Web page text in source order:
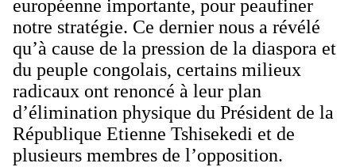
européenne importante, pour peaufiner
notre stratégie. Ce dernier nous a révélé
qu’à cause de la pression de la diaspora et
du peuple congolais, certains milieux
radicaux ont renoncé à leur plan
d’élimination physique du Président de la
République Etienne Tshisekedi et de
plusieurs membres de l’opposition.